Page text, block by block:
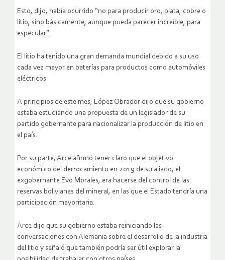
Esto, dijo, había ocurrido “no para producir oro, plata, cobre o
litio, sino básicamente, aunque pueda parecer increíble, para
especular”.
El litio ha tenido una gran demanda mundial debido a su uso
cada vez mayor en baterías para productos como automóviles
eléctricos.
A principios de este mes, López Obrador dijo que su gobierno
estaba estudiando una propuesta de un legislador de su
partido gobernante para nacionalizar la producción de litio en
el país.
Por su parte, Arce afirmó tener claro que el objetivo
económico del derrocamiento en 2019 de su aliado, el
exgobernante Evo Morales, era hacerse del control de las
reservas bolivianas del mineral, en las que el Estado tendría una
participación mayoritaria.
Arce dijo que su gobierno estaba reiniciando las
conversaciones con Alemania sobre el desarrollo de la industria
del litio y señaló que también podría ser útil explorar la